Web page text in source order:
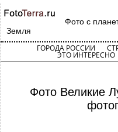
Фото с
Земля
ГОРОДА РОССИИ
ЭТО ИНТЕРЕСНО
Фото Великие